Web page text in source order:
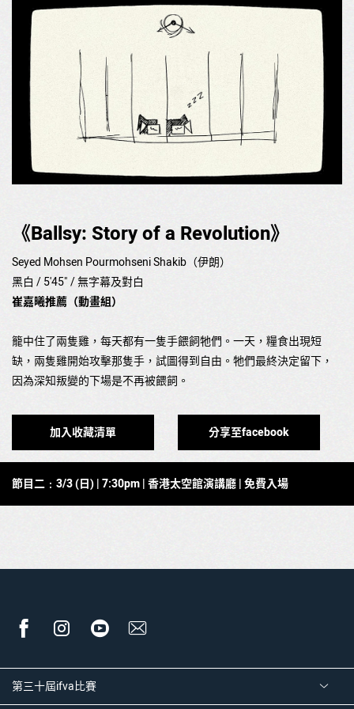
《Ballsy: Story of a Revolution》
Seyed Mohsen Pourmohseni Shakib（伊朗）
黑白 / 5'45" / 無字幕及對白
崔嘉曦推薦（動畫組）
籠中住了兩隻雞，每天都有一隻手餵飼牠們。一天，糧食出現短
缺，兩隻雞開始攻擊那隻手，試圖得到自由。牠們最終決定留下，
因為深知叛變的下場是不再被餵飼。
加入收藏清單 分享至facebook
節目二﹕3/3 (日) | 7:30pm |香港太空館演講廳| 免費入場
第三十屆ifva比賽